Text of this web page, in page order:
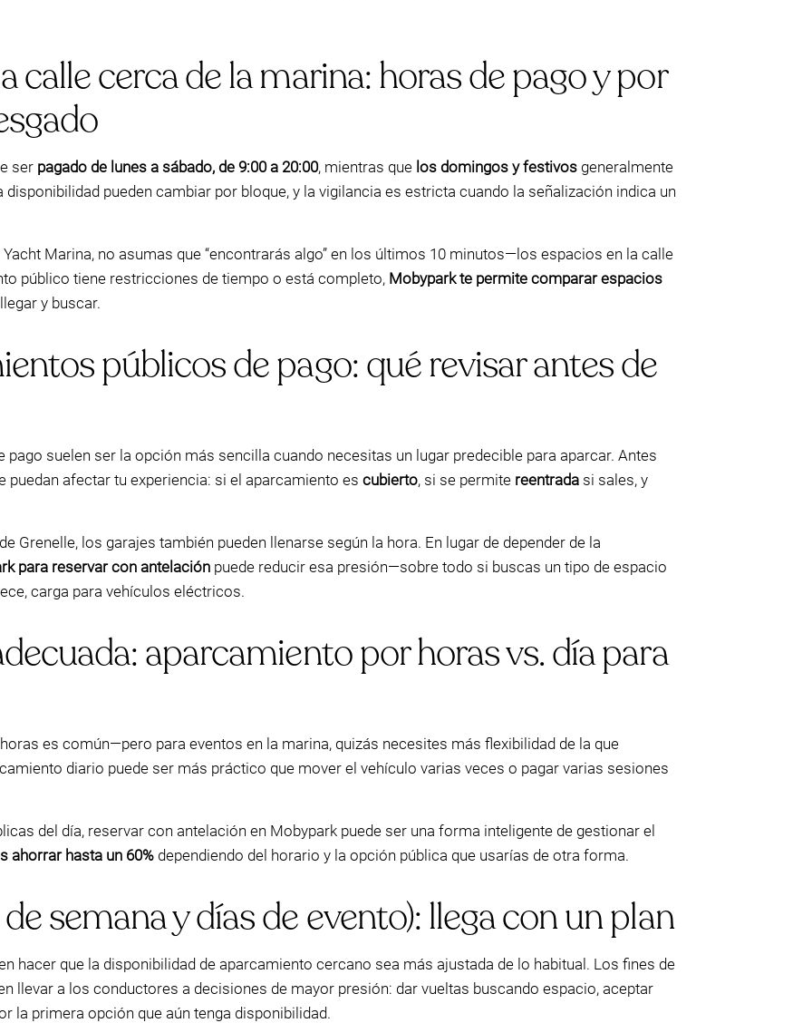
calle cerca de la marina: horas de pago y por
ser pagado de lunes a sábado, de 9:00 a 20:00, mientras que los domingos y festivos generalmente
pueden cambiar por bloque, y la vigilancia es estricta cuando la señalización indica un
Marina, no asumas que “encontrarás algo” en los últimos 10 minutos—los espacios en la calle
público tiene restricciones de tiempo o está completo, Mobypark te permite comparar espacios
y buscar.
públicos de pago: qué revisar antes de
suelen ser la opción más sencilla cuando necesitas un lugar predecible para aparcar. Antes
puedan afectar tu experiencia: si el aparcamiento es cubierto, si se permite reentrada si sales, y
Grenelle, los garajes también pueden llenarse según la hora. En lugar de depender de la
para reservar con antelación puede reducir esa presión—sobre todo si buscas un tipo de espacio
carga para vehículos eléctricos.
aparcamiento por horas vs. día para
es común—pero para eventos en la marina, quizás necesites más flexibilidad de la que
diario puede ser más práctico que mover el vehículo varias veces o pagar varias sesiones
del día, reservar con antelación en Mobypark puede ser una forma inteligente de gestionar el
ahorrar hasta un 60% dependiendo del horario y la opción pública que usarías de otra forma.
semana y días de evento): llega con un plan
hacer que la disponibilidad de aparcamiento cercano sea más ajustada de lo habitual. Los fines de
llevar a los conductores a decisiones de mayor presión: dar vueltas buscando espacio, aceptar
la primera opción que aún tenga disponibilidad.